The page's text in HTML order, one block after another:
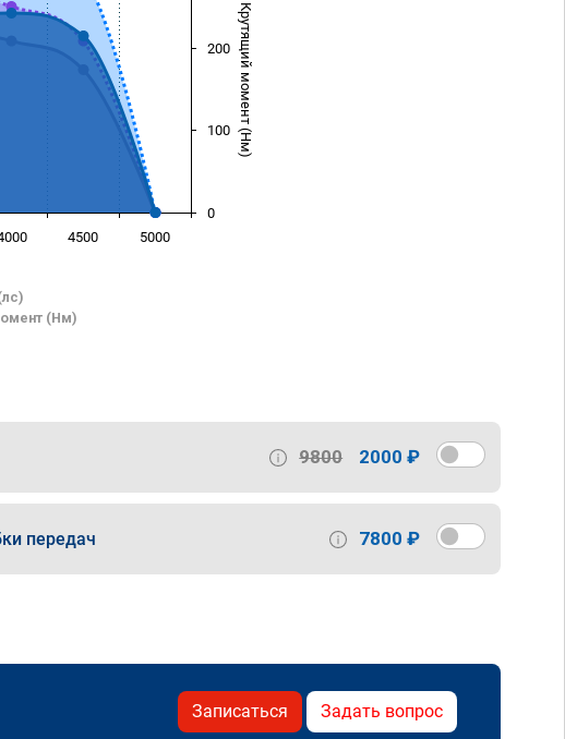
Крутящий момент (Нм)
(Нм)
4500 5000
0
100
200
9800 2000 ₽
передач 7800 ₽
Записаться Задать вопрос